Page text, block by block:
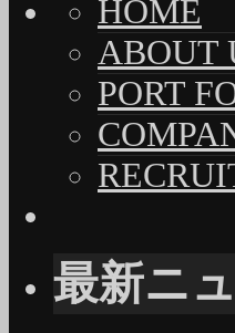
HOME
ABOUT
PORT
最新ニ